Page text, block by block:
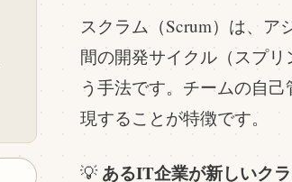
スクラム（Scrum）は、ア
間の開発サイクル（スプ
う手法です。チームの自
現することが特徴です。
💡 あるIT企業が新しいク